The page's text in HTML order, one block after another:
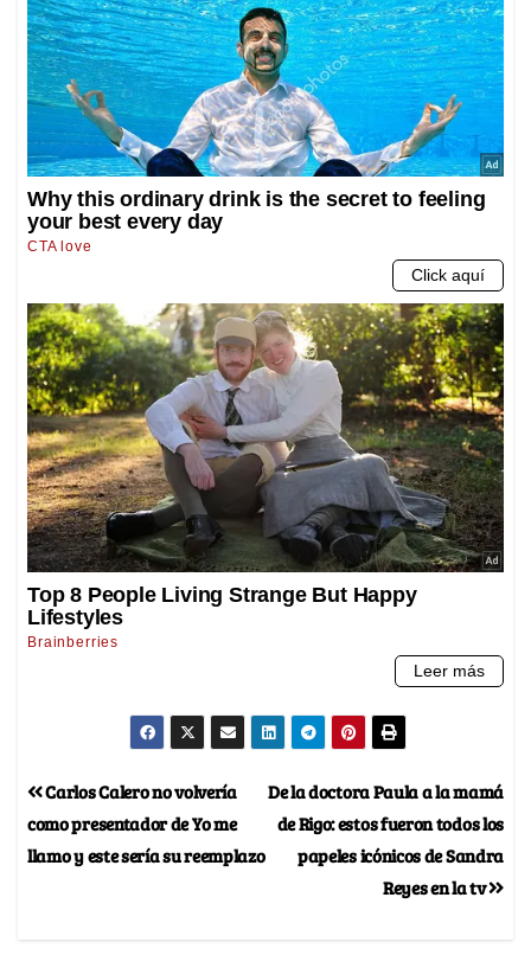
De la doctora Paula a la mamá
de Rigo: estos fueron todos los
papeles icónicos de Sandra
Reyes en la tv
Carlos Calero no volvería
como presentador de Yo me
llamo y este sería su reemplazo